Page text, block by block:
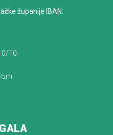
županije IBAN:
10